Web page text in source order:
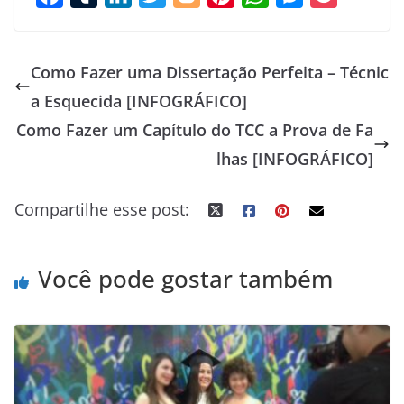
e
b
o
b
l
r
k
e
d
t
t
e
g
g
e
t
e
r
e
t
A
p
s
n
g
k
t
Como Fazer uma Dissertação Perfeita – Técnic
a Esquecida [INFOGRÁFICO]
Como Fazer um Capítulo do TCC a Prova de Fa
lhas [INFOGRÁFICO]
Compartilhe esse post:
Você pode gostar também